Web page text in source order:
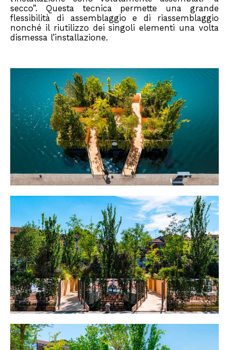
secco”. Questa tecnica permette una grande
flessibilità di assemblaggio e di riassemblaggio
nonché il riutilizzo dei singoli elementi una volta
dismessa l’installazione.